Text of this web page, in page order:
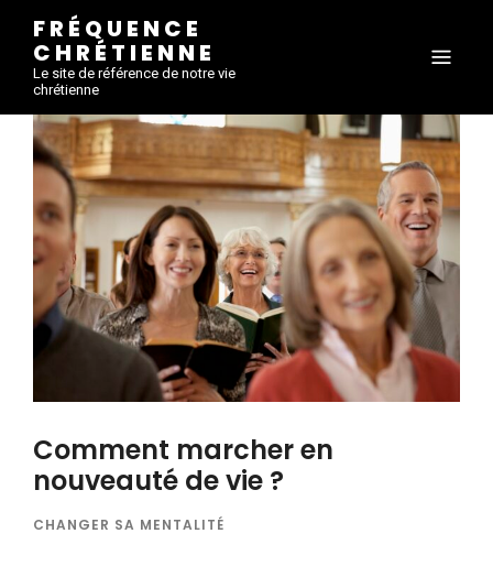
FRÉQUENCE
CHRÉTIENNE
Le site de référence de notre vie
chrétienne
Comment marcher en
nouveauté de vie ?
CHANGER SA MENTALITÉ